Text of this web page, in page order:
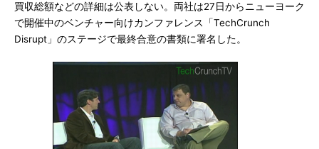
買収総額などの詳細は公表しない。両社は27日からニューヨーク
で開催中のベンチャー向けカンファレンス「TechCrunch
Disrupt」のステージで最終合意の書類に署名した。